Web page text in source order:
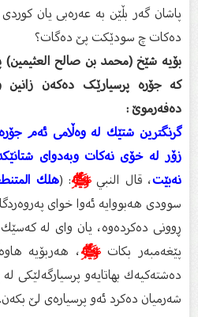
پاشان گەر بڵێن بە عەرەبی یان
دەکات چ سودێکت پێ دەگات؟
بۆیە شێخ (محمد بن صالح العثیمین)
کە جۆرە پرسیارێک دەکەن زانین
دەفەرموێ :
گرنگترین شتێك لە وەڵامی ئەم جۆرە
زۆر لە خۆی نەكات وبەدوای
نەبێت، قال النبيﷺ: (هلك
سوودی هەبووایە ئەوا خوای پەروەردگار
ڕوونی دەكردەوە، یان وای لە كەسێك
پێغەمبەر بكاتﷺ، هەربۆیە
دەشتەكیەك بهاتایەو پرسیارگەلێكی لە
شەرمیان دەكرد ئەو پرسیارەی لێ‌ بكەن.